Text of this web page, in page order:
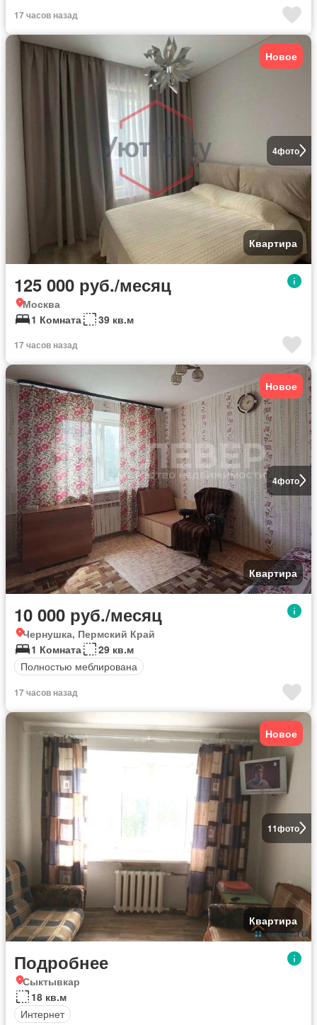
17 часов назад
4фото
Новое
Квартира
125 000 руб./месяц
Москва
1 Комната
39 кв.м
17 часов назад
4фото
Новое
Квартира
10 000 руб./месяц
Чернушка, Пермский Край
1 Комната
29 кв.м
Полностью меблирована
17 часов назад
11фото
Новое
Квартира
Подробнее
Сыктывкар
18 кв.м
Интернет